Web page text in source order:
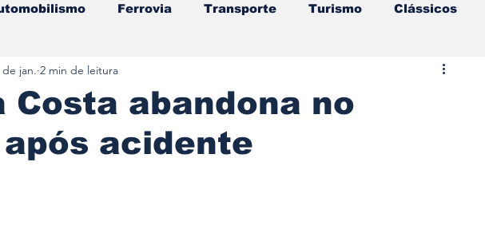
Ferrovia Transporte Turismo Clássicos
Motos Testes e Comparativos
Componentes Gastronomia Videojogos/Tecnologia
Costa abandona no
acidente
de jan. 2 min de leitura
5 estrelas.